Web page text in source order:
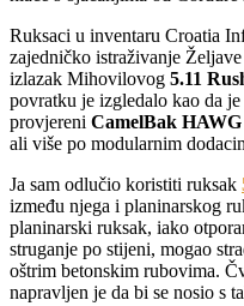
Ruksaci u inventaru Croatia
zajedničko istraživanje
izlazak Mihovilovog 5.11
povratku je izgledalo kao da
provjereni CamelBak HAWG
ali više po modularnim
Ja sam odlučio koristiti ruksak
između njega i planinarskog
planinarski ruksak, iako
struganje po stijeni, mogao
oštrim betonskim rubovima.
napravljen je da bi se nosio s